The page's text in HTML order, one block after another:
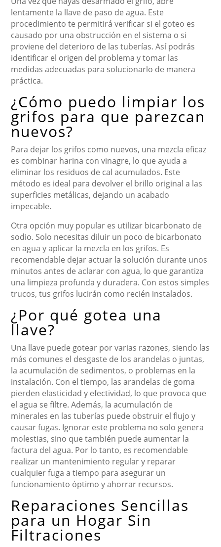
lentamente la llave de paso de agua. Este
procedimiento te permitirá verificar si el goteo es
causado por una obstrucción en el sistema o si
proviene del deterioro de las tuberías. Así podrás
identificar el origen del problema y tomar las
medidas adecuadas para solucionarlo de manera
práctica.
¿Cómo puedo limpiar los
grifos para que parezcan
nuevos?
Para dejar los grifos como nuevos, una mezcla eficaz
es combinar harina con vinagre, lo que ayuda a
eliminar los residuos de cal acumulados. Este
método es ideal para devolver el brillo original a las
superficies metálicas, dejando un acabado
impecable.
Otra opción muy popular es utilizar bicarbonato de
sodio. Solo necesitas diluir un poco de bicarbonato
en agua y aplicar la mezcla en los grifos. Es
recomendable dejar actuar la solución durante unos
minutos antes de aclarar con agua, lo que garantiza
una limpieza profunda y duradera. Con estos simples
trucos, tus grifos lucirán como recién instalados.
¿Por qué gotea una
llave?
Una llave puede gotear por varias razones, siendo las
más comunes el desgaste de los arandelas o juntas,
la acumulación de sedimentos, o problemas en la
instalación. Con el tiempo, las arandelas de goma
pierden elasticidad y efectividad, lo que provoca que
el agua se filtre. Además, la acumulación de
minerales en las tuberías puede obstruir el flujo y
causar fugas. Ignorar este problema no solo genera
molestias, sino que también puede aumentar la
factura del agua. Por lo tanto, es recomendable
realizar un mantenimiento regular y reparar
cualquier fuga a tiempo para asegurar un
funcionamiento óptimo y ahorrar recursos.
Reparaciones Sencillas
para un Hogar Sin
Filtraciones